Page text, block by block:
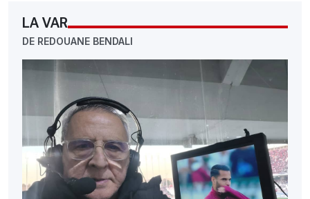
LA VAR
DE REDOUANE BENDALI